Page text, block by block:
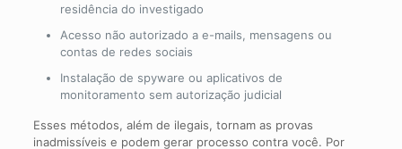
residência do investigado
Acesso não autorizado a e-mails, mensagens ou
contas de redes sociais
Instalação de spyware ou aplicativos de
monitoramento sem autorização judicial
Esses métodos, além de ilegais, tornam as provas
inadmissíveis e podem gerar processo contra você. Por